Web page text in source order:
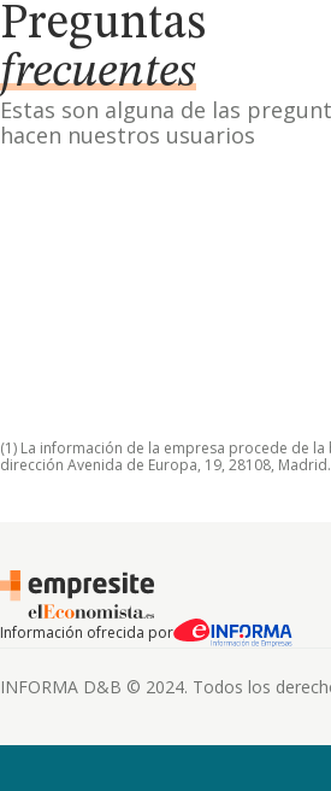
Preguntas
frecuentes
Estas son alguna de las
hacen nuestros usuarios
(1) La información de la empresa procede de
dirección Avenida de Europa, 19, 28108, Madrid.
Información ofrecida por
INFORMA D&B © 2024. Todos los